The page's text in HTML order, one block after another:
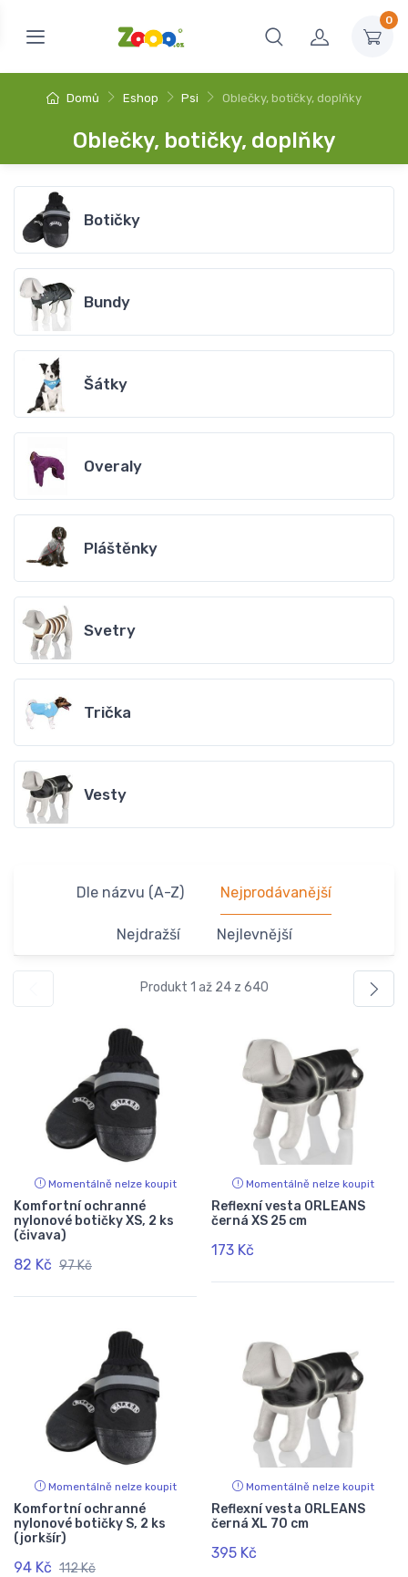
0
Domů Eshop Psi Oblečky, botičky, doplňky
Oblečky, botičky, doplňky
Botičky
Bundy
Šátky
Overaly
Pláštěnky
Svetry
Trička
Vesty
Dle názvu (A-Z) Nejprodávanější
Nejdražší Nejlevnější
Produkt 1 až 24 z 640
Momentálně nelze koupit
Komfortní ochranné
nylonové botičky XS, 2 ks
(čivava)
82 Kč 97 Kč
Momentálně nelze koupit
Reflexní vesta ORLEANS
černá XS 25 cm
173 Kč
Momentálně nelze koupit
Komfortní ochranné
nylonové botičky S, 2 ks
(jorkšír)
94 Kč 112 Kč
Momentálně nelze koupit
Reflexní vesta ORLEANS
černá XL 70 cm
395 Kč